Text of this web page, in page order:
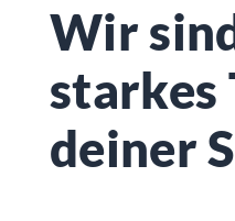
Wir
starkes
deiner